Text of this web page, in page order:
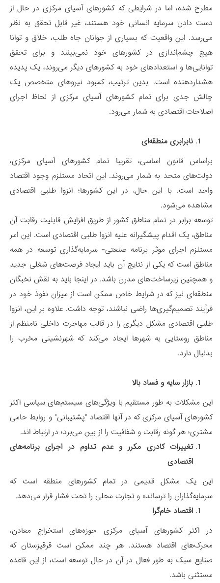
مطرح شده، اما در شرایطی که کشورهای آسیای مرکزی در حال از
دست دادن سرمایه انسانی خود هستند، غیر قابل تحقق به نظر
می‌رسد. این واقعیت که بسیاری از جوانان جاه طلب، خلاق و توانا
هیچ چشم‌اندازی در کشورهای خود نمی‌بینند و برای تحقق
توانایی‌ها و استعدادهای خود به کشورهای دیگر می‌روند، یک پدیده
هشداردهنده است. بدین ترتیب، کمبود نیروهای متخصص یک
چالش جدی برای تمام کشورهای آسیای مرکزی از لحاظ اجرای
اصلاحات اقتصادی به شمار می‌رود.
نابرابری منطقه‌ای
براساس قانون اساسی، تقریبا تمام کشورهای آسیای مرکزی،
دولت‌های متحد به شمار می‌روند. این اتحاد مستلزم وجود اقتصاد
واحد است. با این حال، در این کشورها؛ انزوا طلبی اقتصادی
مشاهده می‌شود.
توسعه برابر در تمام مناطق کشور از طریق افزایش قابلیت رقابت آن
مناطق، یک اقدام پیشگیرانه علیه انزوا طلبی اقتصادی است. این امر
مستلزم اجرای موثر برنامه صنعتی- سرمایه‌گذاری توسعه در همه
مناطق است که یکی از نتایج آن باید ایجاد فرصت‌های شغلی جدید
و همچنین زیرساخت‌های مدرن باشد. در اینجا باید به نقش نخبگان
منطقه‌ای نیز که در شرایط خاص ممکن است از میزان نفوذ خود در
فرآیند تصمیم‌گیری‌ها راضی نباشند، توجه داشت. علاوه بر این، انزوا
طلبی اقتصادی مشکل دیگری را در قالب مهاجرت داخلی نامنظم از
مناطق روستایی به شهرها ایجاد می‌کند که شهرنشینی مخرب را
بدنبال دارد.
بازار سایه‌ و فساد بالا
این مشکلات به طور مستقیم با ویژگی‌های سیستم‌های سیاسی اکثر
کشورهای آسیای مرکزی که در آنها اقتصاد "پشتیبانی" و روابط حامی
مشتری؛ هر گونه رقابت و شفافیت را از بین می‌برد؛ در ارتباط اند.
تغییرات کادری مکرر و عدم تداوم در اجرای برنامه‌های
اقتصادی
این یک مشکل قدیمی در تمام کشورهای منطقه است که
سرمایه‌گذاران را ترسانده و تجارت محلی را تحت فشار قرار می‌دهد.
اقتصاد خام‌گرا
در اکثر کشورهای آسیای مرکزی حوزه‌های استخراج معادن،
محرک‌های اقتصاد هستند. هر چند ممکن است قرقیزستان که
صنایع سبک به طور فعال در آن در حال توسعه است، از این قاعده
مستثنی باشد.